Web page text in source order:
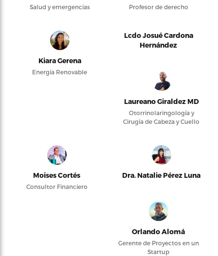
Salud y emergencias Profesor de derecho
Kiara Gerena
Energía Renovable
Lcdo Josué Cardona
Hernández
Laureano Giraldez MD
Otorrinolaringología y
Cirugía de Cabeza y Cuello
Moises Cortés
Consultor Financiero
Dra. Natalie Pérez Luna
Orlando Alomá
Gerente de Proyectos en un
Startup